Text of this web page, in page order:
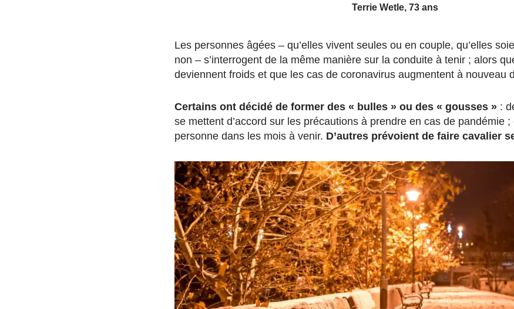
Terrie Wetle, 73 ans
Les personnes âgées – qu’elles vivent seules ou en couple, qu’elles
non – s’interrogent de la même manière sur la conduite à tenir ; alors
deviennent froids et que les cas de coronavirus augmentent à nouveau
Certains ont décidé de former des « bulles » ou des « gousses » :
se mettent d’accord sur les précautions à prendre en cas de pandémie
personne dans les mois à venir. D’autres prévoient de faire cavalier